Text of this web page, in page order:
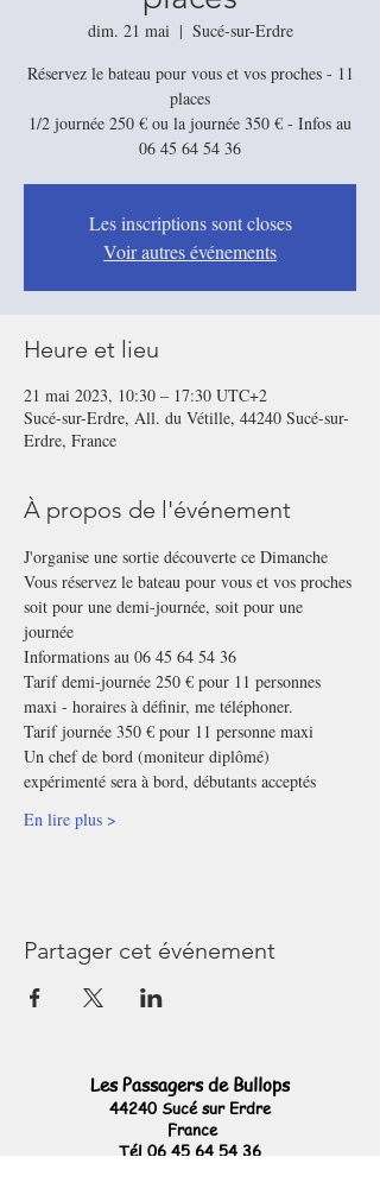
dim. 21 mai
  |
Sucé-sur-Erdre
Réservez le bateau pour vous et vos proches - 11
places
1/2 journée 250 € ou la journée 350 € - Infos au
06 45 64 54 36
Les inscriptions sont closes
Voir autres événements
Heure et lieu
21 mai 2023, 10:30 – 17:30 UTC+2
Sucé-sur-Erdre, All. du Vétille, 44240 Sucé-sur-
Erdre, France
À propos de l'événement
J'organise une sortie découverte ce Dimanche
Vous réservez le bateau pour vous et vos proches
soit pour une demi-journée, soit pour une
journée
Informations au 06 45 64 54 36
Tarif demi-journée 250 € pour 11 personnes
maxi - horaires à définir, me téléphoner.
Tarif journée 350 € pour 11 personne maxi
Un chef de bord (moniteur diplômé)
expérimenté sera à bord, débutants acceptés
En lire plus >
Partager cet événement
Les Passagers de Bullops
44240 Sucé sur Erdre
France
Tél 06 45 64 54 36